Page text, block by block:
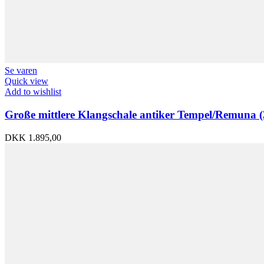
Se varen
Quick view
Add to wishlist
Große mittlere Klangschale antiker Tempel/Remuna
DKK 1.895,00